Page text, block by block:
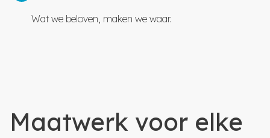
Wat we beloven, maken we waar.
Maatwerk voor elke